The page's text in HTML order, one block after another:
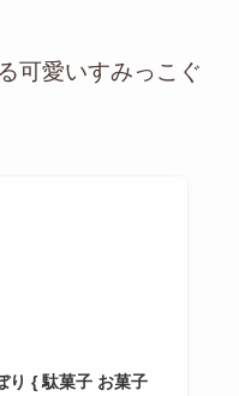
可愛いすみっこぐ
り { 駄菓子 お菓子